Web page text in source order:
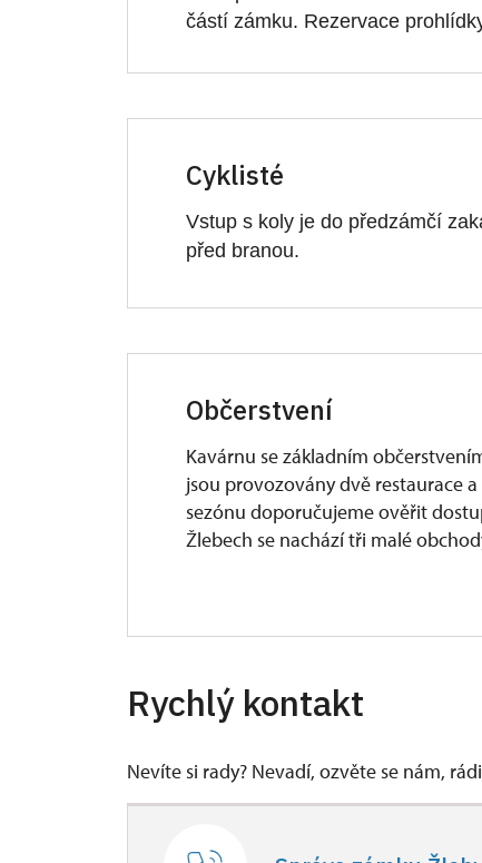
částí zámku. Rezervace
Cyklisté
Vstup s koly je do předzámčí
před branou.
Občerstvení
Kavárnu se základním
jsou provozovány dvě restaurace
sezónu doporučujeme ověřit
Žlebech se nachází tři malé
jako i další teplé a studené nápoje.
například s výhledem na zámecké
Přímo ve Žlebech se nacházejí
Rychlý kontakt
Nevíte si rady? Nevadí, ozvěte se nám,